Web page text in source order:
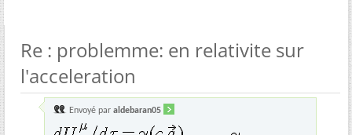
Re : problemme: en relativite sur
l'acceleration
Envoyé par aldebaran05